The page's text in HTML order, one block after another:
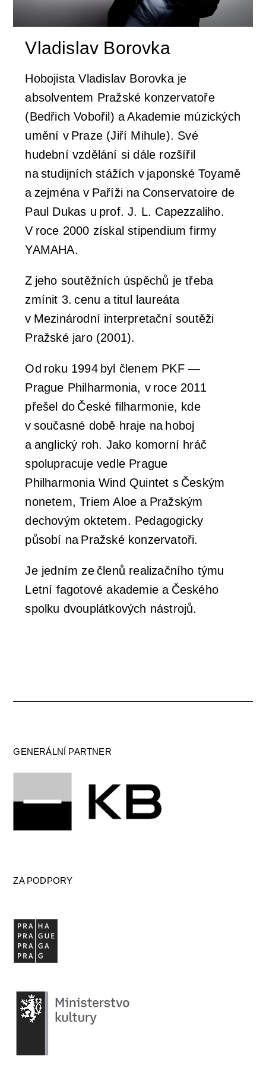
Galerie
Konkurzy
Emmanuel Villaume
Členové orchestru
Komorní soubory
Správní a dozorčí orgány
Historie
Orchestrální akademie
Přátelé PraguePhil
Pro firmy
Lobkowicz abonmá
Podporují nás
Finanční dar
Dětem
Dětský klub Notička
Koncerty pro děti v Rudolfinu
ISMFA Prague
Talent Prahy 5
Orchestr Zoom
Kontakty
Vladislav Borovka
Hobojista Vladislav Borovka je
absolventem Pražské konzervatoře
(Bedřich Vobořil) a Akademie múzických
umění v Praze (Jiří Mihule). Své
hudební vzdělání si dále rozšířil
na studijních stážích v japonské Toyamě
a zejména v Paříži na Conservatoire de
Paul Dukas u prof. J. L. Capezzaliho.
V roce 2000 získal stipendium firmy
YAMAHA.
Z jeho soutěžních úspěchů je třeba
zmínit 3. cenu a titul laureáta
v Mezinárodní interpretační soutěži
Pražské jaro (2001).
Od roku 1994 byl členem PKF —
Prague Philharmonia, v roce 2011
přešel do České filharmonie, kde
v současné době hraje na hoboj
a anglický roh. Jako komorní hráč
spolupracuje vedle Prague
Philharmonia Wind Quintet s Českým
nonetem, Triem Aloe a Pražským
dechovým oktetem. Pedagogicky
působí na Pražské konzervatoři.
Je jedním ze členů realizačního týmu
Letní fagotové akademie a Českého
spolku dvouplátkových nástrojů.
GENERÁLNÍ PARTNER
ZA PODPORY